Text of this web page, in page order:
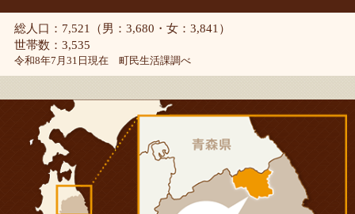
総人口：7,521（男：3,680・女：3,841）
世帯数：3,535
令和8年7月31日現在 町民生活課調べ